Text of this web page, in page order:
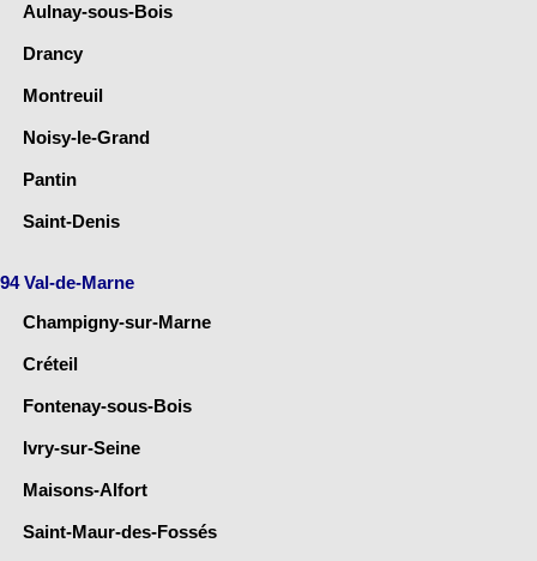
Aulnay-sous-Bois
Drancy
Montreuil
Noisy-le-Grand
Pantin
Saint-Denis
94 Val-de-Marne
Champigny-sur-Marne
Créteil
Fontenay-sous-Bois
Ivry-sur-Seine
Maisons-Alfort
Saint-Maur-des-Fossés